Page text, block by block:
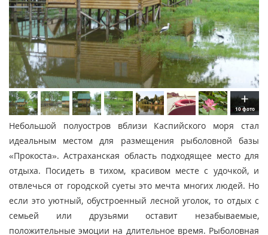
10 фото
Небольшой полуостров вблизи Каспийского моря стал
идеальным местом для размещения рыболовной базы
«Прокоста». Астраханская область подходящее место для
отдыха. Посидеть в тихом, красивом месте с удочкой, и
отвлечься от городской суеты это мечта многих людей. Но
если это уютный, обустроенный лесной уголок, то отдых с
семьей или друзьями оставит незабываемые,
положительные эмоции на длительное время. Рыболовная